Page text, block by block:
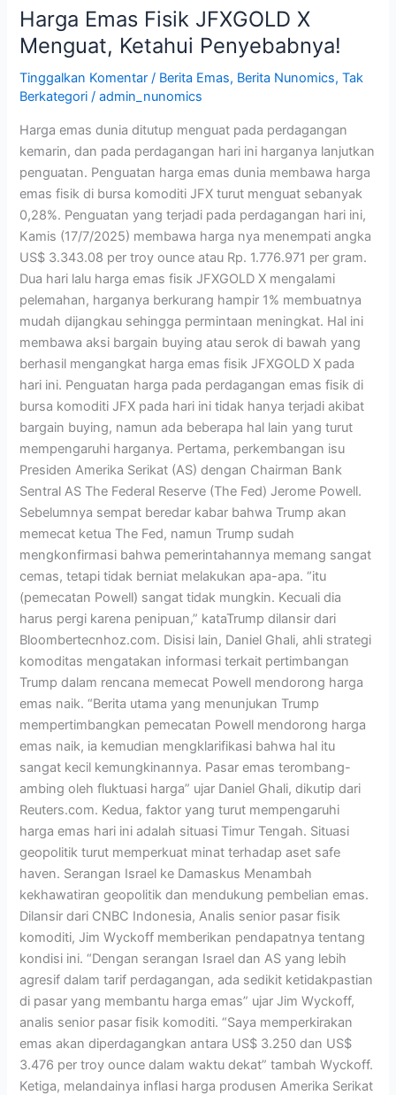
Harga Emas Fisik JFXGOLD X
Menguat, Ketahui Penyebabnya!
Tinggalkan Komentar / Berita Emas, Berita Nunomics,Tak
Berkategori /admin_nunomics
Harga emas dunia ditutup menguat pada perdagangan
kemarin, dan pada perdagangan hari ini harganya lanjutkan
penguatan. Penguatan harga emas dunia membawa harga
emas fisik di bursa komoditi JFX turut menguat sebanyak
0,28%. Penguatan yang terjadi pada perdagangan hari ini,
Kamis (17/7/2025) membawa harga nya menempati angka
US$ 3.343.08 per troy ounce atau Rp. 1.776.971 per gram.
Dua hari lalu harga emas fisik JFXGOLD X mengalami
pelemahan, harganya berkurang hampir 1% membuatnya
mudah dijangkau sehingga permintaan meningkat. Hal ini
membawa aksi bargain buying atau serok di bawah yang
berhasil mengangkat harga emas fisik JFXGOLD X pada
hari ini. Penguatan harga pada perdagangan emas fisik di
bursa komoditi JFX pada hari ini tidak hanya terjadi akibat
bargain buying, namun ada beberapa hal lain yang turut
mempengaruhi harganya. Pertama, perkembangan isu
Presiden Amerika Serikat (AS) dengan Chairman Bank
Sentral AS The Federal Reserve (The Fed) Jerome Powell.
Sebelumnya sempat beredar kabar bahwa Trump akan
memecat ketua The Fed, namun Trump sudah
mengkonfirmasi bahwa pemerintahannya memang sangat
cemas, tetapi tidak berniat melakukan apa-apa. “itu
(pemecatan Powell) sangat tidak mungkin. Kecuali dia
harus pergi karena penipuan,” kataTrump dilansir dari
Bloombertecnhoz.com. Disisi lain, Daniel Ghali, ahli strategi
komoditas mengatakan informasi terkait pertimbangan
Trump dalam rencana memecat Powell mendorong harga
emas naik. “Berita utama yang menunjukan Trump
mempertimbangkan pemecatan Powell mendorong harga
emas naik, ia kemudian mengklarifikasi bahwa hal itu
sangat kecil kemungkinannya. Pasar emas terombang-
ambing oleh fluktuasi harga” ujar Daniel Ghali, dikutip dari
Reuters.com. Kedua, faktor yang turut mempengaruhi
harga emas hari ini adalah situasi Timur Tengah. Situasi
geopolitik turut memperkuat minat terhadap aset safe
haven. Serangan Israel ke Damaskus Menambah
kekhawatiran geopolitik dan mendukung pembelian emas.
Dilansir dari CNBC Indonesia, Analis senior pasar fisik
komoditi, Jim Wyckoff memberikan pendapatnya tentang
kondisi ini. “Dengan serangan Israel dan AS yang lebih
agresif dalam tarif perdagangan, ada sedikit ketidakpastian
di pasar yang membantu harga emas” ujar Jim Wyckoff,
analis senior pasar fisik komoditi. “Saya memperkirakan
emas akan diperdagangkan antara US$ 3.250 dan US$
3.476 per troy ounce dalam waktu dekat” tambah Wyckoff.
Ketiga, melandainya inflasi harga produsen Amerika Serikat